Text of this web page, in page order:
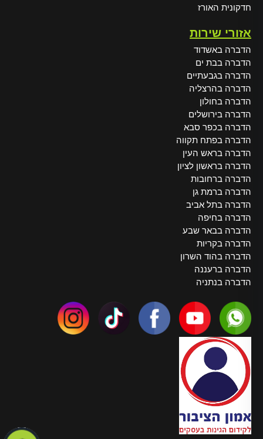
חדקונית האורז
אזורי שירות
הדברה באשדוד
הדברה בבת ים
הדברה בגבעתיים
הדברה בהרצליה
הדברה בחולון
הדברה בירושלים
הדברה בכפר סבא
הדברה בפתח תקווה
הדברה בראש העין
הדברה בראשון לציון
הדברה ברחובות
הדברה ברמת גן
הדברה בתל אביב
הדברה בחיפה
הדברה בבאר שבע
הדברה בקריות
הדברה בהוד השרון
הדברה ברעננה
הדברה בנתניה